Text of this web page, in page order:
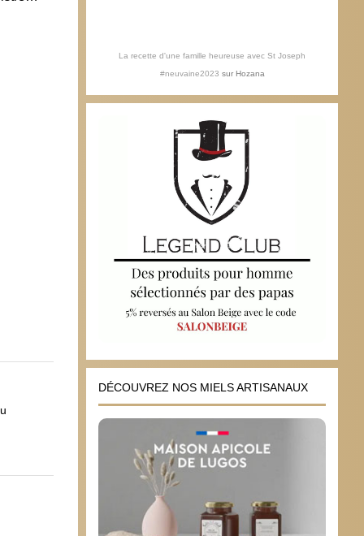
La recette d'une famille heureuse avec St Joseph
#neuvaine2023 sur Hozana
DÉCOUVREZ NOS MIELS ARTISANAUX